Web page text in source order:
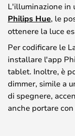
L'illuminazione in
Philips Hue, le
ottenere la luce
Per codificare le
installare l'app
tablet. Inoltre, è
dimmer, simile a
di spegnere,
anche portare